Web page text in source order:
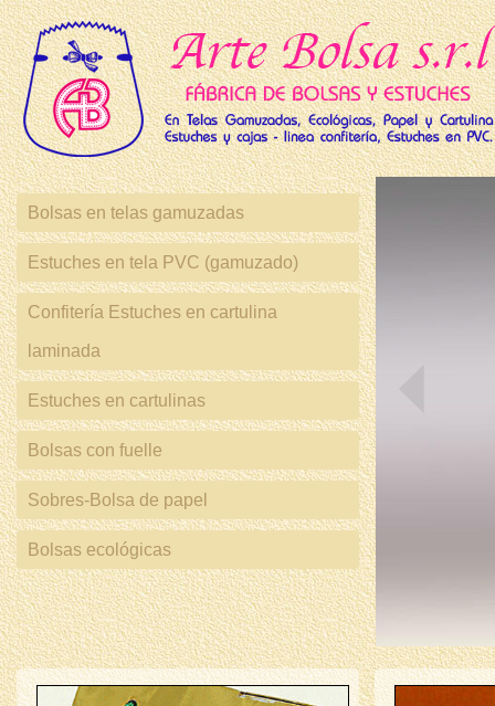
Bolsas en telas gamuzadas
Estuches en tela PVC (gamuzado)
Confitería Estuches en cartulina
laminada
Estuches en cartulinas
Bolsas con fuelle
Sobres-Bolsa de papel
Bolsas ecológicas
Arte Bolsa:calidad y creatividad para
todo envoltorio fino.